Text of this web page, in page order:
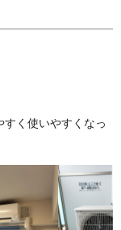
く使いやすくなっ